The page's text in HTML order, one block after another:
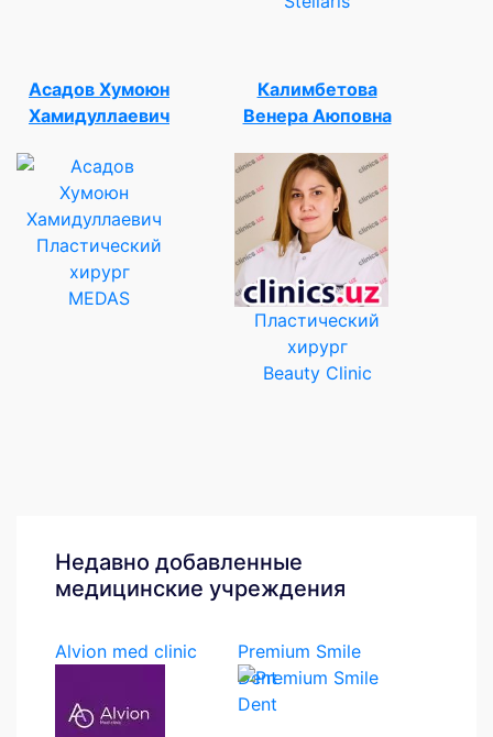
Асадов Хумоюн
Хамидуллаевич
Пластический
хирург
MEDAS
Калимбетова
Венера Аюповна
Пластический
хирург
Beauty Clinic
Недавно добавленные
медицинские учреждения
Alvion med clinic
Premium Smile
Dent